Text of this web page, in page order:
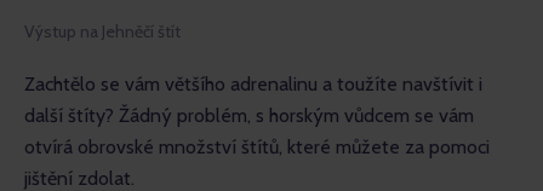
Výstup na Jehněčí štít
Zachtělo se vám většího adrenalinu a toužíte navštívit i
další štíty? Žádný problém, s horským vůdcem se vám
otvírá obrovské množství štítů, které můžete za pomoci
jištění zdolat.